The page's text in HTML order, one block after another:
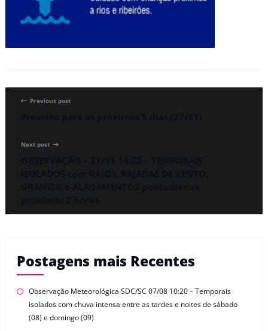
Previous post
Next post
Postagens mais Recentes
Observação Meteorológica SDC/SC 07/08 10:20 – Temporais
isolados com chuva intensa entre as tardes e noites de sábado
(08) e domingo (09)